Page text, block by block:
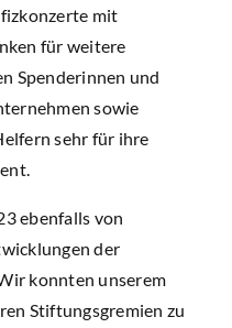
mit
für weitere
Spenderinnen und
sowie
sehr für ihre
ebenfalls von
der
konnten unserem
Stiftungsgremien zu